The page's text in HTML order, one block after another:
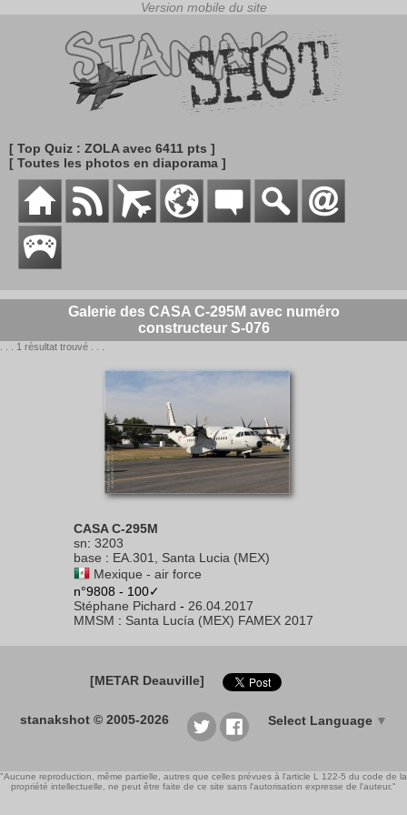
[ Top Quiz : ZOLA avec 6411 pts ]
[ Toutes les photos en diaporama ]
Galerie des CASA C-295M avec numéro
constructeur S-076
. . . 1 résultat trouvé . . .
CASA C-295M
sn: 3203
base : EA.301, Santa Lucia (MEX)
Mexique - air force
n°9808 - 100✓
Stéphane Pichard - 26.04.2017
MMSM : Santa Lucía (MEX) FAMEX 2017
[METAR Deauville]
stanakshot © 2005-2026 Select Language ▼
"Aucune reproduction, même partielle, autres que celles prévues à l'article L 122-5 du code de la
propriété intellectuelle, ne peut être faite de ce site sans l'autorisation expresse de l'auteur."